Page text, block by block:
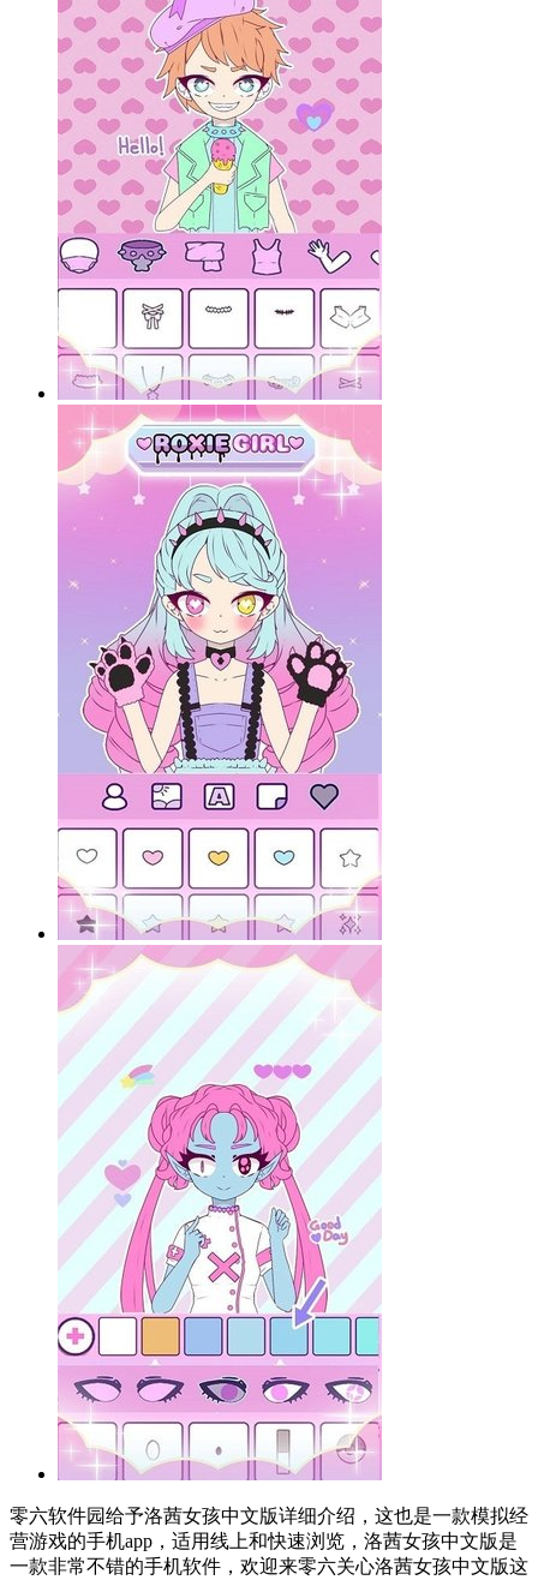
零六软件园给予洛茜女孩中文版详细介绍，这也是一款模拟经
营游戏的手机app，适用线上和快速浏览，洛茜女孩中文版是
一款非常不错的手机软件，欢迎来零六关心洛茜女孩中文版这